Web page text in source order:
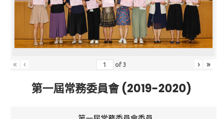
« ‹ of3 › »
第一屆常務委員會 (2019-2020)